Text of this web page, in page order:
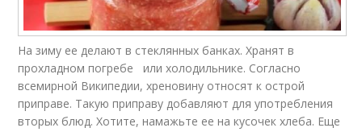
На зиму ее делают в стеклянных банках. Хранят в
прохладном погребе или холодильнике. Согласно
всемирной Википедии, хреновину относят к острой
приправе. Такую приправу добавляют для употребления
вторых блюд. Хотите, намажьте ее на кусочек хлеба. Еще